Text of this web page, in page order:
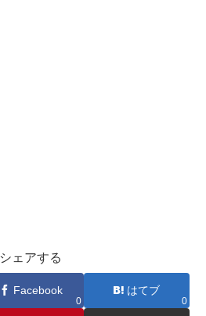
シェアする
Facebook
0
はてブ
0